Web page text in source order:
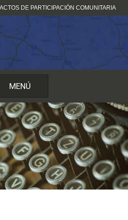
ACTOS DE PARTICIPACIÓN COMUNITARIA
MENÚ